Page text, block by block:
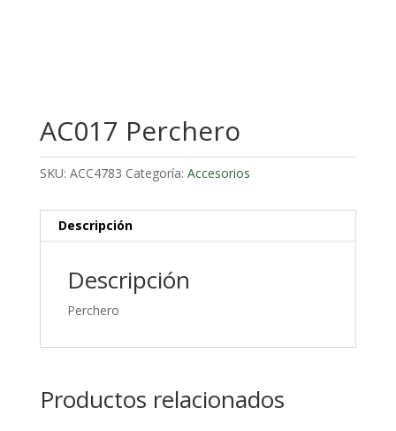
AC017 Perchero
SKU: ACC4783 Categoría: Accesorios
Descripción
Descripción
Perchero
Productos relacionados